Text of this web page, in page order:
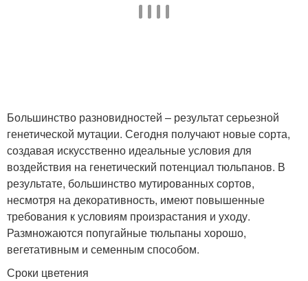
Большинство разновидностей – результат серьезной
генетической мутации. Сегодня получают новые сорта,
создавая искусственно идеальные условия для
воздействия на генетический потенциал тюльпанов. В
результате, большинство мутированных сортов,
несмотря на декоративность, имеют повышенные
требования к условиям произрастания и уходу.
Размножаются попугайные тюльпаны хорошо,
вегетативным и семенным способом.
Сроки цветения